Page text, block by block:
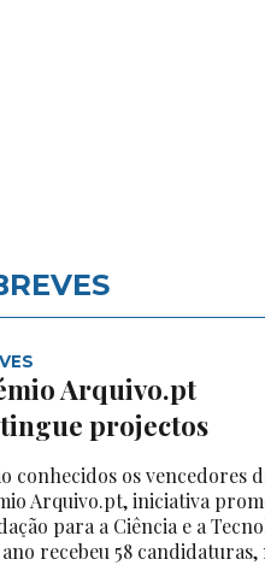
Arquivo.pt
projectos
conhecidos os vencedores
Arquivo.pt, iniciativa
para a Ciência e a
recebeu 58 candidaturas,